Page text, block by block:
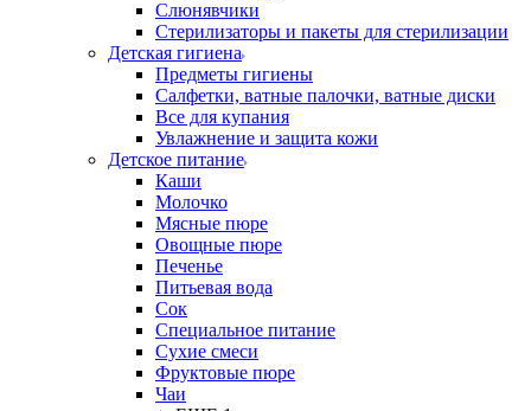
Слюнявчики
Стерилизаторы и пакеты для стерилизации
Детская гигиена
Предметы гигиены
Салфетки, ватные палочки, ватные диски
Все для купания
Увлажнение и защита кожи
Детское питание
Каши
Молочко
Мясные пюре
Овощные пюре
Печенье
Питьевая вода
Сок
Специальное питание
Сухие смеси
Фруктовые пюре
Чаи